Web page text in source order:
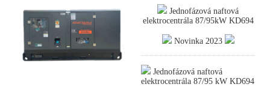
Jednofázová naftová
elektrocentrála 87/95kW KD694
Novinka 2023
Jednofázová naftová
elektrocentrála 87/95 kW KD694